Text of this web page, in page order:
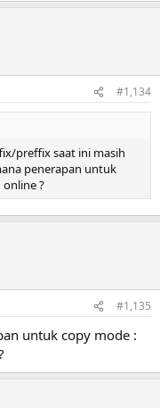
#1,134
preffix saat ini masih
penerapan untuk
online ?
#1,135
untuk copy mode :